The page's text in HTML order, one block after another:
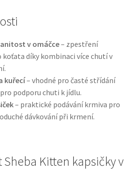
pro psy
psy — Italské holistic krmivo
v omáčce– zpestření
koťata díky kombinaci více chutí v
kuřecí– vhodné pro časté střídání
podporu chuti k jídlu.
– praktické podávání krmiva pro
dávkování při krmení.
Sheba Kitten kapsičky v